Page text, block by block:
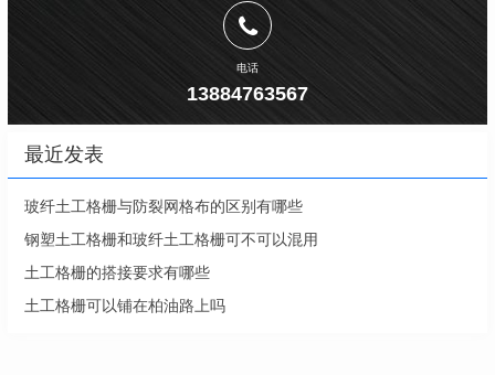
电话
13884763567
最近发表
玻纤土工格栅与防裂网格布的区别有哪些
钢塑土工格栅和玻纤土工格栅可不可以混用
土工格栅的搭接要求有哪些
土工格栅可以铺在柏油路上吗